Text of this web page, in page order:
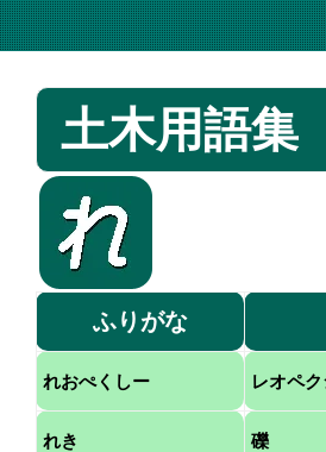
土木用語集
ふりがな
れおぺくしー レオペ
れき 礫